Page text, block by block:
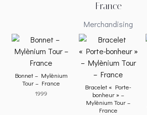
France
Merchandising
Bonnet – Mylènium
Tour – France
1999
Bracelet « Porte-
bonheur » –
Mylènium Tour –
France